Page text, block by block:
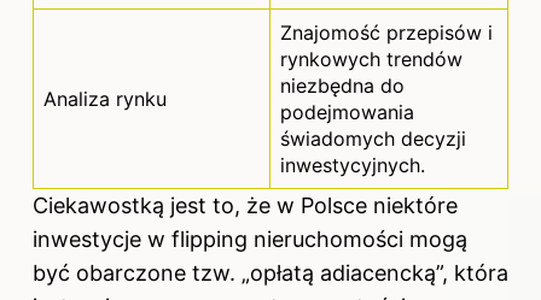
Analiza rynku
Znajomość przepisów i
rynkowych trendów
niezbędna do
podejmowania
świadomych decyzji
inwestycyjnych.
Ciekawostką jest to, że w Polsce niektóre
inwestycje w flipping nieruchomości mogą
być obarczone tzw. „opłatą adiacencką”, która